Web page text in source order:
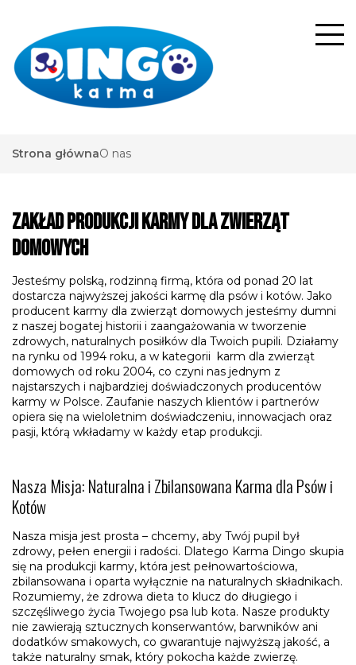
Strona głównaO nas
ZAKŁAD PRODUKCJI KARMY DLA ZWIERZĄT
DOMOWYCH
Jesteśmy polską, rodzinną firmą, która od ponad 20 lat
dostarcza najwyższej jakości karmę dla psów i kotów. Jako
producent karmy dla zwierząt domowych jesteśmy dumni
z naszej bogatej historii i zaangażowania w tworzenie
zdrowych, naturalnych posiłków dla Twoich pupili. Działamy
na rynku od 1994 roku, a w kategorii karm dla zwierząt
domowych od roku 2004, co czyni nas jednym z
najstarszych i najbardziej doświadczonych producentów
karmy w Polsce. Zaufanie naszych klientów i partnerów
opiera się na wieloletnim doświadczeniu, innowacjach oraz
pasji, którą wkładamy w każdy etap produkcji.
Nasza Misja: Naturalna i Zbilansowana Karma dla Psów i
Kotów
Nasza misja jest prosta – chcemy, aby Twój pupil był
zdrowy, pełen energii i radości. Dlatego Karma Dingo skupia
się na produkcji karmy, która jest pełnowartościowa,
zbilansowana i oparta wyłącznie na naturalnych składnikach.
Rozumiemy, że zdrowa dieta to klucz do długiego i
szczęśliwego życia Twojego psa lub kota. Nasze produkty
nie zawierają sztucznych konserwantów, barwników ani
dodatków smakowych, co gwarantuje najwyższą jakość, a
także naturalny smak, który pokocha każde zwierzę.